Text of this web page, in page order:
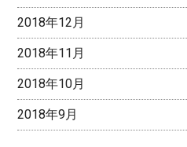
2018年12月
2018年11月
2018年10月
2018年9月